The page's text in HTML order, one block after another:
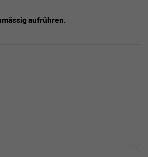
aufrühren.